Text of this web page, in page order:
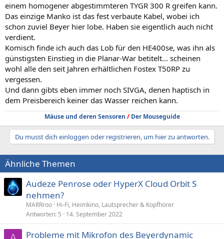
einem homogener abgestimmteren TYGR 300 R greifen kann.
Das einzige Manko ist das fest verbaute Kabel, wobei ich
schon zuviel Beyer hier lobe. Haben sie eigentlich auch nicht
verdient.
Komisch finde ich auch das Lob für den HE400se, was ihn als
günstigsten Einstieg in die Planar-War betitelt... scheinen
wohl alle den seit Jahren erhältlichen Fostex T50RP zu
vergessen.
Und dann gibts eben immer noch SIVGA, denen haptisch in
dem Preisbereich keiner das Wasser reichen kann.
Mäuse und deren Sensoren / Der Mouseguide
Du musst dich einloggen oder registrieren, um hier zu antworten.
Ähnliche Themen
Audeze Penrose oder HyperX Cloud Orbit S
nehmen?
MARRroo Hi-Fi, Heimkino, Lautsprecher & Kopfhörer
Antworten 5 14. September 2022
Probleme mit Mikrofon des Beyerdynamic